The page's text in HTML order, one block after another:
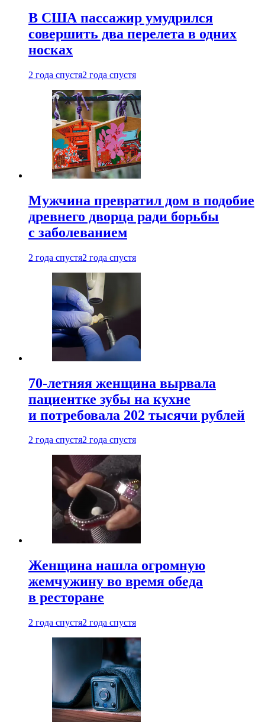
В США пассажир умудрился
совершить два перелета в одних
носках
2 года спустя2 года спустя
Мужчина превратил дом в подобие
древнего дворца ради борьбы
с заболеванием
2 года спустя2 года спустя
70-летняя женщина вырвала
пациентке зубы на кухне
и потребовала 202 тысячи рублей
2 года спустя2 года спустя
Женщина нашла огромную
жемчужину во время обеда
в ресторане
2 года спустя2 года спустя